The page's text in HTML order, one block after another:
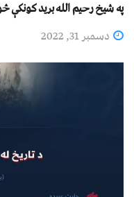
په شيخ رحيم الله بريد
دسمبر 31, 2022